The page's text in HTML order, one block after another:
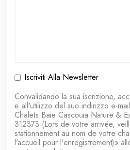
Iscriviti Alla Newsletter
Convalidando la sua iscrizione,
e all'utilizzo del suo indirizzo e-
Chalets Baie Cascouia Nature &
312373 (Lors de votre arrivée,
stationnement au nom de votre
l'accueil pour l'enregistrement)»